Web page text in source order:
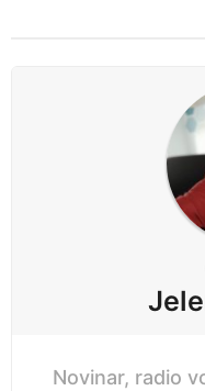
Novinar, radio